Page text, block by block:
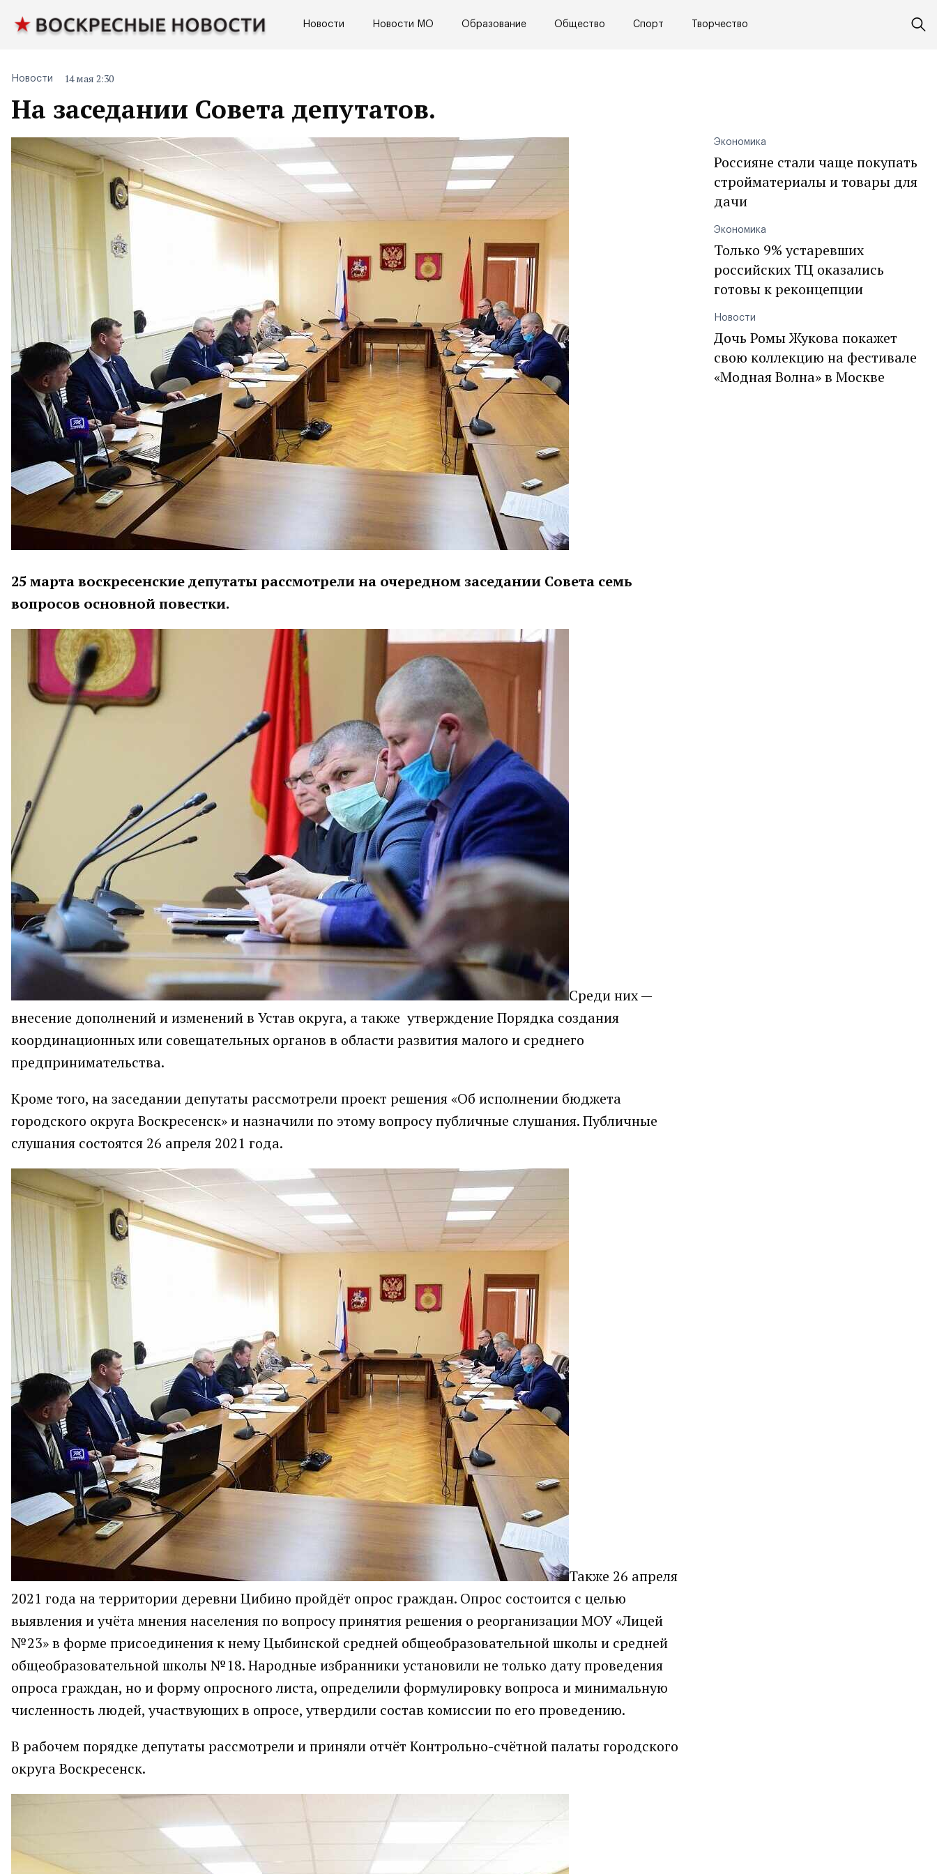
Новости Новости МО Образование Общество Спорт Творчество
На заседании Совета депутатов.
Новости 14 мая 2:30
25 марта воскресенские депутаты рассмотрели на очередном заседании Совета семь
вопросов основной повестки.
Среди них —
внесение дополнений и изменений в Устав округа, а также утверждение Порядка создания
координационных или совещательных органов в области развития малого и среднего
предпринимательства.
Кроме того, на заседании депутаты рассмотрели проект решения «Об исполнении бюджета
городского округа Воскресенск» и назначили по этому вопросу публичные слушания. Публичные
слушания состоятся 26 апреля 2021 года.
Также 26 апреля
2021 года на территории деревни Цибино пройдёт опрос граждан. Опрос состоится с целью
выявления и учёта мнения населения по вопросу принятия решения о реорганизации МОУ «Лицей
№23» в форме присоединения к нему Цыбинской средней общеобразовательной школы и средней
общеобразовательной школы №18. Народные избранники установили не только дату проведения
опроса граждан, но и форму опросного листа, определили формулировку вопроса и минимальную
численность людей, участвующих в опросе, утвердили состав комиссии по его проведению.
В рабочем порядке депутаты рассмотрели и приняли отчёт Контрольно-счётной палаты городского
округа Воскресенск.
Экономика
Россияне стали чаще покупать
стройматериалы и товары для
дачи
Экономика
Только 9% устаревших
российских ТЦ оказались
готовы к реконцепции
Новости
Дочь Ромы Жукова покажет
свою коллекцию на фестивале
«Модная Волна» в Москве